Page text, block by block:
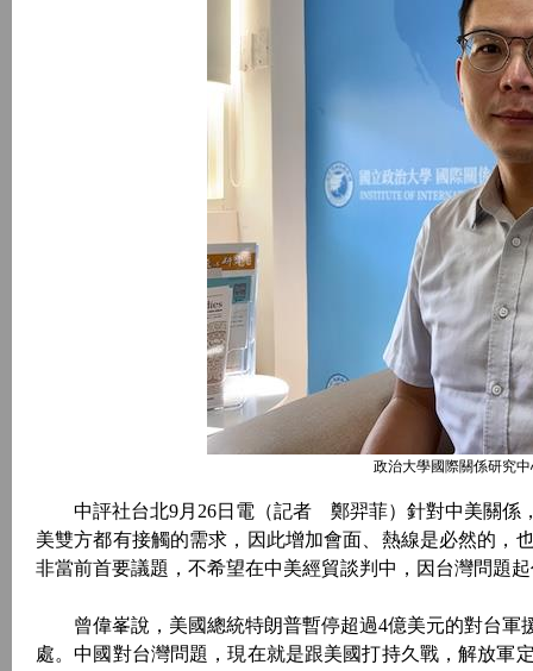
政治大學國際關係研究
中評社台北9月26日電（記者 鄭羿菲）針對中美關係
美雙方都有接觸的需求，因此增加會面、熱線是必然的，
非當前首要議題，不希望在中美經貿談判中，因台灣問題
曾偉峯說，美國總統特朗普暫停超過4億美元的對台軍
處。中國對台灣問題，現在就是跟美國打持久戰，解放軍